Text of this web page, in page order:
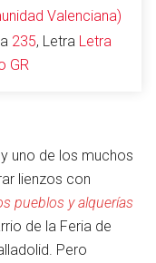
Vigilar
Valenciana)
235, Letra Letra
GR
uno de los muchos
lienzos con
pueblos y alquerías
de la Feria de
Pero